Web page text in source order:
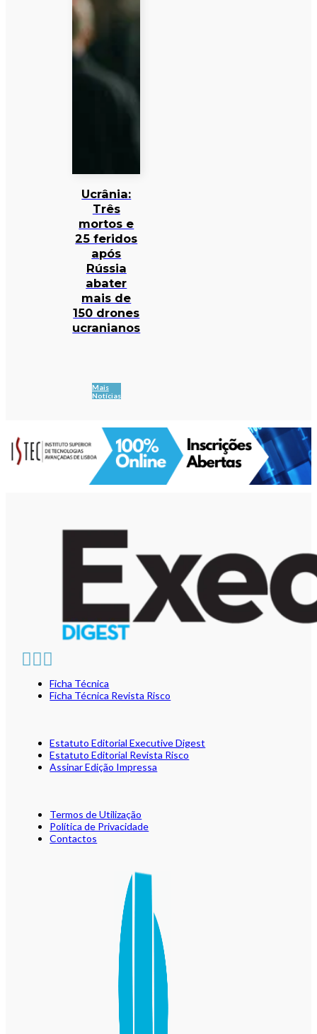
Ucrânia:
Três
mortos e
25 feridos
após
Rússia
abater
mais de
150 drones
ucranianos
Mais
Notícias
Ficha Técnica
Ficha Técnica Revista Risco
Estatuto Editorial Executive Digest
Estatuto Editorial Revista Risco
Assinar Edição Impressa
Termos de Utilização
Política de Privacidade
Contactos